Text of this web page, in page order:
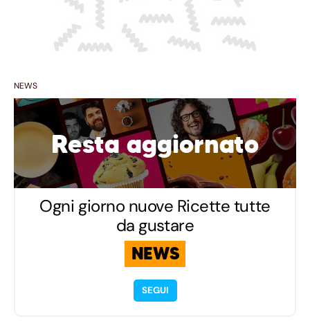
NEWS
Resta aggiornato
Ogni giorno nuove Ricette tutte
da gustare
NEWS
SEGUI